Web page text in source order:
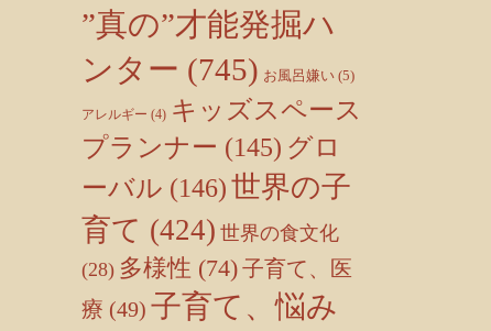
”真の”才能発掘ハ
ンター (745) お風呂嫌い (5)
アレルギー (4) キッズスペース
プランナー (145) グロ
ーバル (146)世界の子
育て (424) 世界の食文化
(28) 多様性 (74)子育て、医
療 (49) 子育て、悩み